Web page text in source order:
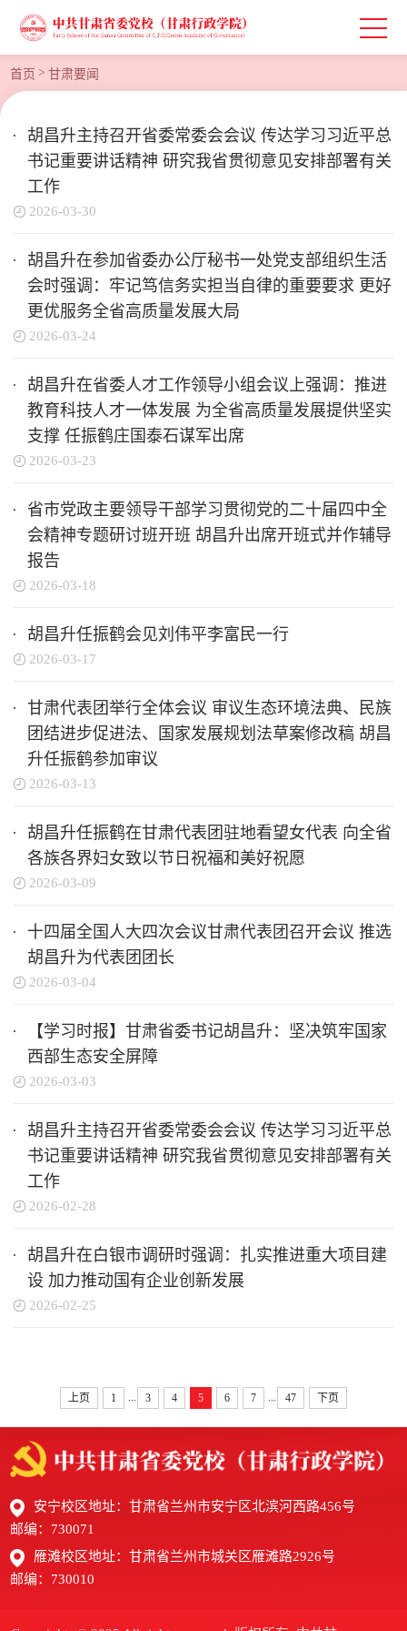
首页 > 甘肃要闻
胡昌升主持召开省委常委会会议 传达学习习近平总
书记重要讲话精神 研究我省贯彻意见安排部署有关
工作
2026-03-30
胡昌升在参加省委办公厅秘书一处党支部组织生活
会时强调：牢记笃信务实担当自律的重要要求 更好
更优服务全省高质量发展大局
2026-03-24
胡昌升在省委人才工作领导小组会议上强调：推进
教育科技人才一体发展 为全省高质量发展提供坚实
支撑 任振鹤庄国泰石谋军出席
2026-03-23
省市党政主要领导干部学习贯彻党的二十届四中全
会精神专题研讨班开班 胡昌升出席开班式并作辅导
报告
2026-03-18
胡昌升任振鹤会见刘伟平李富民一行
2026-03-17
甘肃代表团举行全体会议 审议生态环境法典、民族
团结进步促进法、国家发展规划法草案修改稿 胡昌
升任振鹤参加审议
2026-03-13
胡昌升任振鹤在甘肃代表团驻地看望女代表 向全省
各族各界妇女致以节日祝福和美好祝愿
2026-03-09
十四届全国人大四次会议甘肃代表团召开会议 推选
胡昌升为代表团团长
2026-03-04
【学习时报】甘肃省委书记胡昌升：坚决筑牢国家
西部生态安全屏障
2026-03-03
胡昌升主持召开省委常委会会议 传达学习习近平总
书记重要讲话精神 研究我省贯彻意见安排部署有关
工作
2026-02-28
胡昌升在白银市调研时强调：扎实推进重大项目建
设 加力推动国有企业创新发展
2026-02-25
上页 1 3 4 5 6 7 47 下页
安宁校区地址：甘肃省兰州市安宁区北滨河西路456号
邮编：730071
雁滩校区地址：甘肃省兰州市城关区雁滩路2926号
邮编：730010